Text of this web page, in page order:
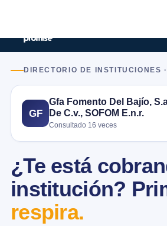
DIRECTORIO DE INSTITUCIONES
GF
Gfa Fomento Del Bajío,
De C.v., SOFOM E.n.r.
Consultado 16 veces
¿Te está
institución?
respira.